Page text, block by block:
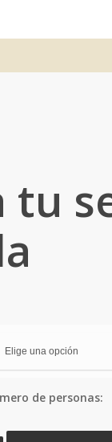
tu
de personas: